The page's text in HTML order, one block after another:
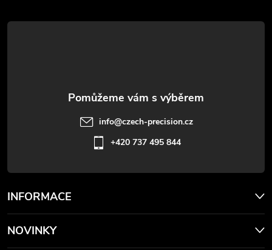
t
INFORMACE
NOVINKY
info@czech-precision.cz
+420 737 495 844